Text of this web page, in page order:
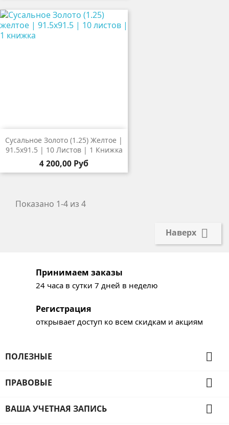
Сусальное Золото (1.25) Желтое |
91.5х91.5 | 10 Листов | 1 Книжка
4 200,00 Руб
Показано 1-4 из 4
Наверх 
Принимаем заказы
24 часа в сутки 7 дней в неделю
Регистрация
открывает доступ ко всем скидкам и акциям
ПОЛЕЗНЫЕ 
ПРАВОВЫЕ 
ВАША УЧЕТНАЯ ЗАПИСЬ 